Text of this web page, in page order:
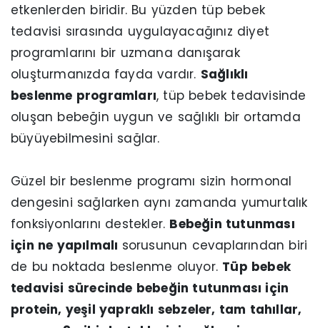
etkenlerden biridir. Bu yüzden tüp bebek
tedavisi sırasında uygulayacağınız diyet
programlarını bir uzmana danışarak
oluşturmanızda fayda vardır. Sağlıklı
beslenme programları, tüp bebek tedavisinde
oluşan bebeğin uygun ve sağlıklı bir ortamda
büyüyebilmesini sağlar.
Güzel bir beslenme programı sizin hormonal
dengesini sağlarken aynı zamanda yumurtalık
fonksiyonlarını destekler. Bebeğin tutunması
için ne yapılmalı sorusunun cevaplarından biri
de bu noktada beslenme oluyor. Tüp bebek
tedavisi sürecinde bebeğin tutunması için
protein, yeşil yapraklı sebzeler, tam tahıllar,